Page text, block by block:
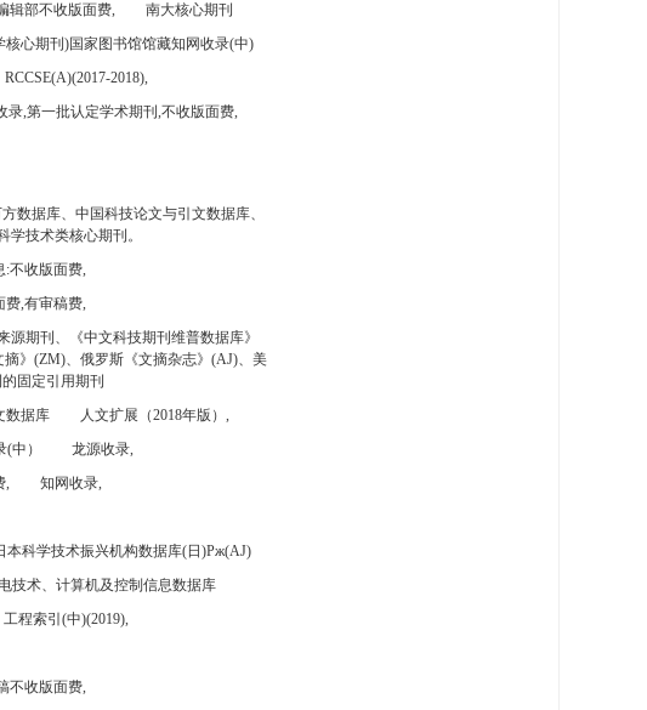
辑部不收版面费,
南大核心期刊
心期刊)国家图书馆馆藏知网收录(中)
RCCSE(A)(2017-2018),
录,第一批认定学术期刊,不收版面费,
数据库、中国科技论文与引文数据库、
技术类核心期刊。
:不收版面费,
费,有审稿费,
期刊、《中文科技期刊维普数据库》
》(ZM)、俄罗斯《文摘杂志》(AJ)、美
固定引用期刊
数据库
人文扩展（2018年版）,
中）
龙源收录,
,
知网收录,
本科学技术振兴机构数据库(日)Pж(AJ)
技术、计算机及控制信息数据库
工程索引(中)(2019),
不收版面费,